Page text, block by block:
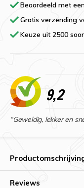
Beoordeeld met
Gratis verzending
Keuze uit 2500
9,2
“Geweldig, lekker en
Reviews